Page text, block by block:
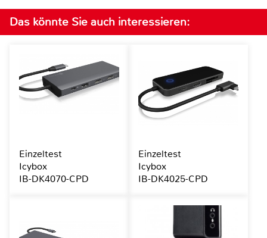
Das könnte Sie auch interessieren:
Einzeltest
Icybox
IB-DK4070-CPD
Einzeltest
Icybox
IB-DK4025-CPD